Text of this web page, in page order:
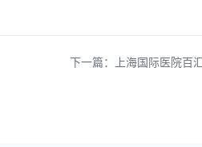
下一篇：上海国际医院百